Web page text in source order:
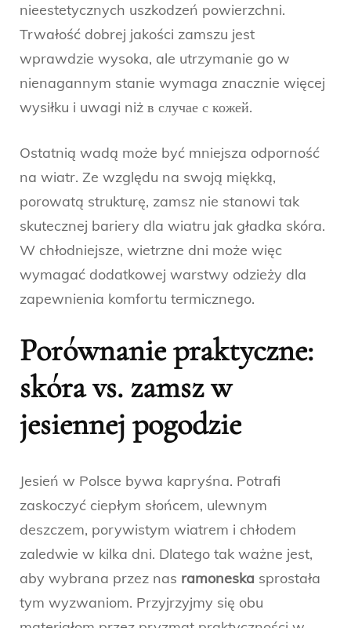
nieestetycznych uszkodzeń powierzchni.
Trwałość dobrej jakości zamszu jest
wprawdzie wysoka, ale utrzymanie go w
nienagannym stanie wymaga znacznie więcej
wysiłku i uwagi niż в случае с кожей.
Ostatnią wadą może być mniejsza odporność
na wiatr. Ze względu na swoją miękką,
porowatą strukturę, zamsz nie stanowi tak
skutecznej bariery dla wiatru jak gładka skóra.
W chłodniejsze, wietrzne dni może więc
wymagać dodatkowej warstwy odzieży dla
zapewnienia komfortu termicznego.
Porównanie praktyczne:
skóra vs. zamsz w
jesiennej pogodzie
Jesień w Polsce bywa kapryśna. Potrafi
zaskoczyć ciepłym słońcem, ulewnym
deszczem, porywistym wiatrem i chłodem
zaledwie w kilka dni. Dlatego tak ważne jest,
aby wybrana przez nas ramoneska sprostała
tym wyzwaniom. Przyjrzyjmy się obu